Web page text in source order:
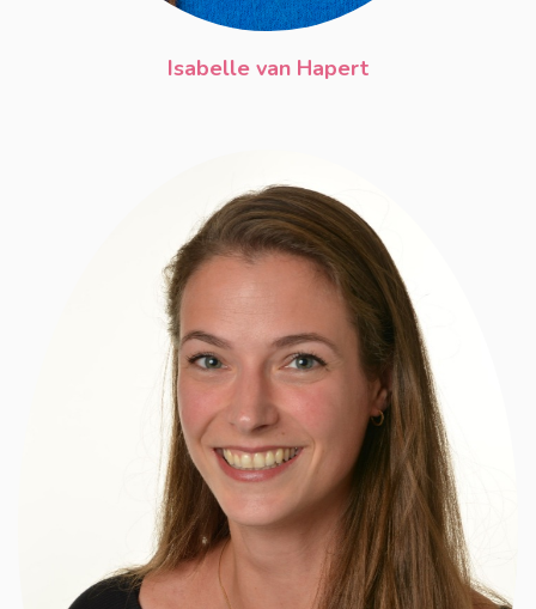
Isabelle van Hapert